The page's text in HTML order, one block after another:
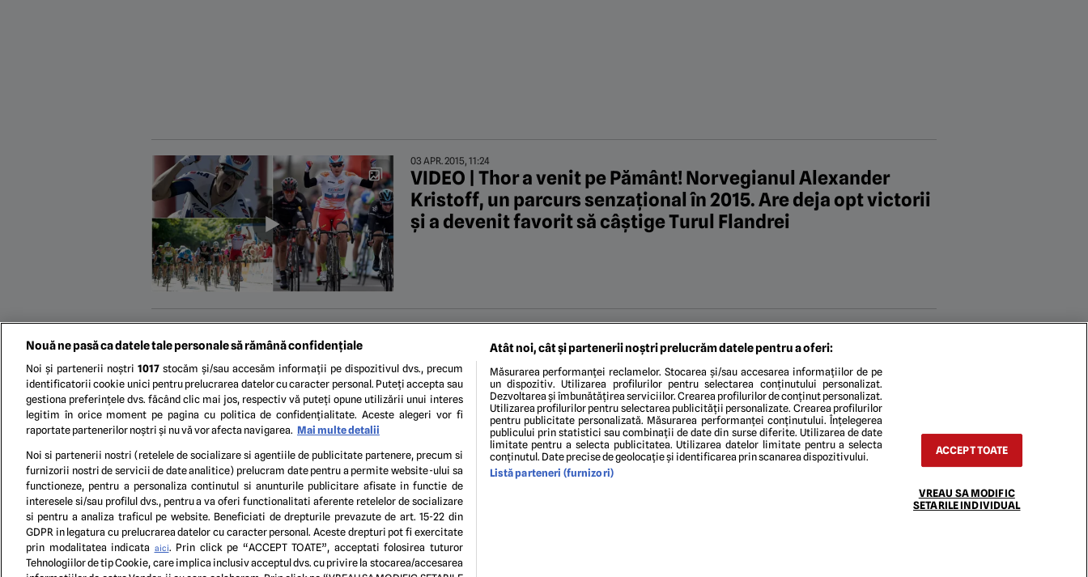
03 APR. 2015, 11:24
VIDEO | Thor a venit pe Pământ! Norvegianul Alexander
Kristoff, un parcurs senzațional în 2015. Are deja opt victorii
și a devenit favorit să câștige Turul Flandrei
Patru concluzii după Steaua – Petrolul 3-1. Campioana
confirmă că nu are rival în România, Petrolul a renunțat la
acest sezon și „Iancu, dacă talent are”
49 50 51 52 ... 60 70 80 ...
TERMENI ȘI CONDIȚII
Nouă ne pasă ca datele tale personale să rămână confidențiale
Noi și partenerii noștri 1017stocăm și/sau accesăm informații pe dispozitivul dvs., precum
identificatorii cookie unici pentru prelucrarea datelor cu caracter personal. Puteți accepta sau
gestiona preferințele dvs. făcând clic mai jos, respectiv vă puteți opune utilizării unui interes
legitim în orice moment pe pagina cu politica de confidențialitate. Aceste alegeri vor fi
raportate partenerilor noștri și nu vă vor afecta navigarea. Mai multe detalii
Noi si partenerii nostri (retelele de socializare si agentiile de publicitate partenere, precum si
furnizorii nostri de servicii de date analitice) prelucram date pentru a permite website-ului sa
functioneze, pentru a personaliza continutul si anunturile publicitare afisate in functie de
interesele si/sau profilul dvs., pentru a va oferi functionalitati aferente retelelor de socializare
si pentru a analiza traficul pe website. Beneficiati de drepturile prevazute de art. 15-22 din
GDPR in legatura cu prelucrarea datelor cu caracter personal. Aceste drepturi pot fi exercitate
prin modalitatea indicata aici. Prin click pe “ACCEPT TOATE”, acceptati folosirea tuturor
Tehnologiilor de tip Cookie, care implica inclusiv acceptul dvs. cu privire la stocarea/accesarea
Atât noi, cât și partenerii noștri prelucrăm datele pentru a oferi:
Măsurarea performanței reclamelor. Stocarea și/sau accesarea informațiilor de pe
un dispozitiv. Utilizarea profilurilor pentru selectarea conținutului personalizat.
Dezvoltarea și îmbunătățirea serviciilor. Crearea profilurilor de conținut personalizat.
Utilizarea profilurilor pentru selectarea publicității personalizate. Crearea profilurilor
pentru publicitate personalizată. Măsurarea performanței conținutului. Înțelegerea
publicului prin statistici sau combinații de date din surse diferite. Utilizarea de date
limitate pentru a selecta publicitatea. Utilizarea datelor limitate pentru a selecta
conținutul. Date precise de geolocație și identificarea prin scanarea dispozitivului.
Listă parteneri (furnizori)
ACCEPT TOATE
VREAU SA MODIFIC
SETARILE INDIVIDUAL